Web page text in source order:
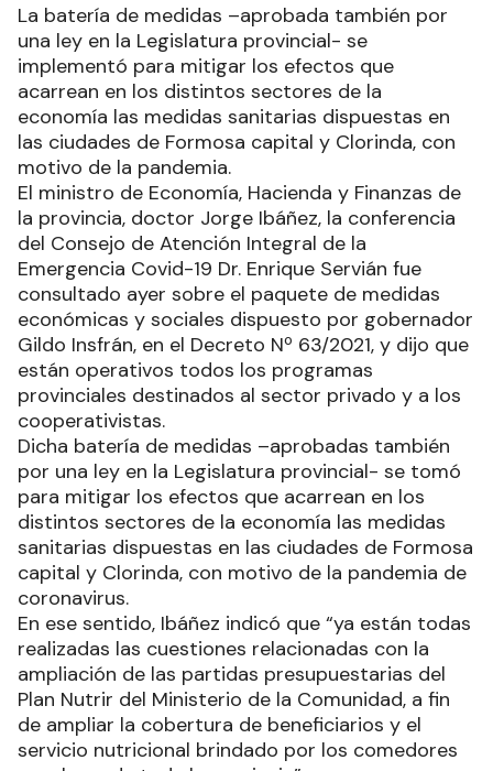
La batería de medidas –aprobada también por
una ley en la Legislatura provincial- se
implementó para mitigar los efectos que
acarrean en los distintos sectores de la
economía las medidas sanitarias dispuestas en
las ciudades de Formosa capital y Clorinda, con
motivo de la pandemia.
El ministro de Economía, Hacienda y Finanzas de
la provincia, doctor Jorge Ibáñez, la conferencia
del Consejo de Atención Integral de la
Emergencia Covid-19 Dr. Enrique Servián fue
consultado ayer sobre el paquete de medidas
económicas y sociales dispuesto por gobernador
Gildo Insfrán, en el Decreto Nº 63/2021, y dijo que
están operativos todos los programas
provinciales destinados al sector privado y a los
cooperativistas.
Dicha batería de medidas –aprobadas también
por una ley en la Legislatura provincial- se tomó
para mitigar los efectos que acarrean en los
distintos sectores de la economía las medidas
sanitarias dispuestas en las ciudades de Formosa
capital y Clorinda, con motivo de la pandemia de
coronavirus.
En ese sentido, Ibáñez indicó que “ya están todas
realizadas las cuestiones relacionadas con la
ampliación de las partidas presupuestarias del
Plan Nutrir del Ministerio de la Comunidad, a fin
de ampliar la cobertura de beneficiarios y el
servicio nutricional brindado por los comedores